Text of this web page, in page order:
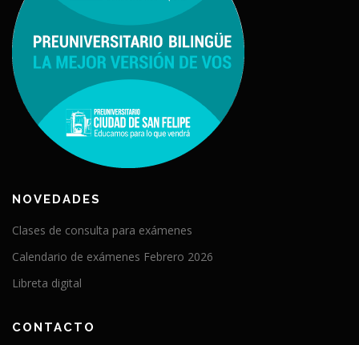
NOVEDADES
Clases de consulta para exámenes
Calendario de exámenes Febrero 2026
Libreta digital
CONTACTO